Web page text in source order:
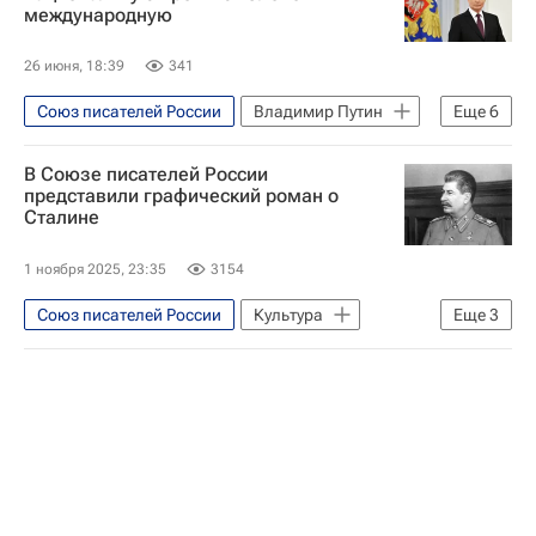
международную
26 июня, 18:39 341
Еще6
Союз писателей России
Владимир Путин
Культура
Россия
Сергей Лавров
Максут Шадаев
Российский Книжный Союз
Ассоциация юристов России
В Союзе писателей России
представили графический роман о
Сталине
1 ноября 2025, 23:35 3154
Еще3
Союз писателей России
Культура
Россия
Иосиф Сталин (Джугашвили)